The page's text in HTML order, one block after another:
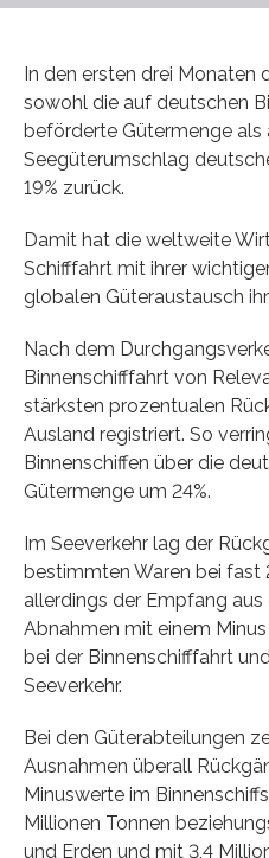
In den ersten drei Monaten
sowohl die auf deutschen
beförderte Gütermenge als
Seegüterumschlag
19% zurück.
Damit hat die weltweite
Schifffahrt mit ihrer
globalen Güteraustausch
Nach dem
Binnenschifffahrt von
stärksten prozentualen
Ausland registriert. So
Binnenschiffen über die
Gütermenge um 24%.
Im Seeverkehr lag der
bestimmten Waren bei fast
allerdings der Empfang
Abnahmen mit einem
bei der Binnenschifffahrt
Seeverkehr.
Bei den Güterabteilungen
Ausnahmen überall
Minuswerte im
Millionen Tonnen
und Erden und mit 3,4